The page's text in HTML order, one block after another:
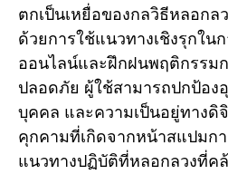
ตกเป็นเหยื่อของกลวิธีหลอกล
ด้วยการใช้แนวทางเชิงรุกใน
ออนไลน์และฝึกฝนพฤติกรรมก
ปลอดภัย ผู้ใช้สามารถปกป้อ
บุคคล และความเป็นอยู่ทางดิ
คุกคามที่เกิดจากหน้าสแปมก
แนวทางปฏิบัติที่หลอกลวงที่ค